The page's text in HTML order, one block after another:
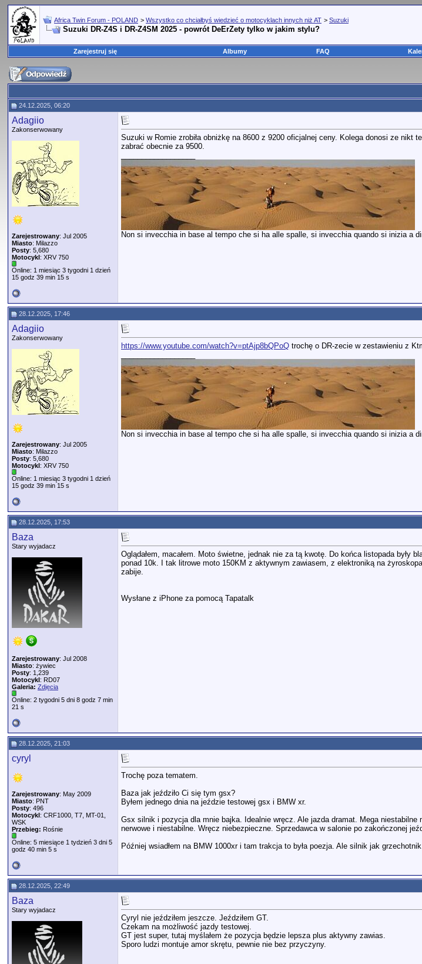
Africa Twin Forum - POLAND > Wszystko co chciałbyś wiedzieć o motocyklach innych niż AT > Suzuki
Suzuki DR-Z4S i DR-Z4SM 2025 - powrót DeErZety tylko w jakim stylu?
Zarejestruj się Albumy FAQ
24.12.2025, 06:20
Adagiio
Zakonserwowany
Zarejestrowany: Jul 2005
Miasto: Milazzo
Posty: 5,680
Motocykl: XRV 750
Online: 1 miesiąc 3 tygodni 1 dzień
15 godz 39 min 15 s
Suzuki w Romie zrobiła obniżkę na 8600 z 9200 oficjalnej ceny. Kolega donosi ze
zabrać obecnie za 9500.
Non si invecchia in base al tempo che si ha alle spalle, si invecchia quando si inizia a
28.12.2025, 17:46
Adagiio
Zakonserwowany
Zarejestrowany: Jul 2005
Miasto: Milazzo
Posty: 5,680
Motocykl: XRV 750
Online: 1 miesiąc 3 tygodni 1 dzień
15 godz 39 min 15 s
https://www.youtube.com/watch?v=ptAjp8bQPoQ trochę o DR-zecie w zestawieniu z
Non si invecchia in base al tempo che si ha alle spalle, si invecchia quando si inizia a
28.12.2025, 17:53
Baza
Stary wyjadacz
Zarejestrowany: Jul 2008
Miasto: żywiec
Posty: 1,239
Motocykl: RD07
Galeria: Zdjęcia
Online: 2 tygodni 5 dni 8 godz 7 min
21 s
Oglądałem, macałem. Moto świetne, jednak nie za tą kwotę. Do końca listopada były
ponad 10k. I tak litrowe moto 150KM z aktywnym zawiasem, z elektroniką na
zabije.
Wysłane z iPhone za pomocą Tapatalk
28.12.2025, 21:03
cyryl
Zarejestrowany: May 2009
Miasto: PNT
Posty: 496
Motocykl: CRF1000, T7, MT-01,
WSK
Przebieg: Rośnie
Online: 5 miesiące 1 tydzień 3 dni 5
godz 40 min 5 s
Trochę poza tematem.
Baza jak jeździło Ci się tym gsx?
Byłem jednego dnia na jeździe testowej gsx i BMW xr.
Gsx silnik i pozycja dla mnie bajka. Idealnie wręcz. Ale jazda dramat. Mega
nerwowe i niestabilne. Wręcz niebezpieczne. Sprzedawca w salonie po zakończonej
Później wsiadłem na BMW 1000xr i tam trakcja to była poezja. Ale silnik jak
28.12.2025, 22:49
Baza
Stary wyjadacz
Cyryl nie jeździłem jeszcze. Jeździłem GT.
Czekam na możliwość jazdy testowej.
GT jest super, tutaj myślałem że pozycja będzie lepsza plus aktywny zawias.
Sporo ludzi montuje amor skrętu, pewnie nie bez przyczyny.